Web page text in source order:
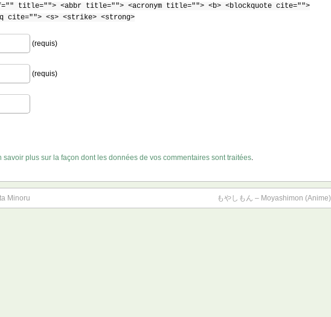
title=""> <abbr title=""> <acronym title=""> <b> <blockquote cite="">
cite=""> <s> <strike> <strong>
(requis)
(requis)
savoir plus sur la façon dont les données de vos commentaires sont traitées
Minoru もやしもん – Moyashimon (Anime)